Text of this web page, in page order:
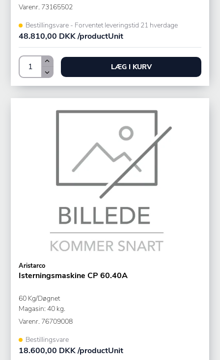
Varenr. 73165502
Bestillingsvare - Forventet leveringstid 21 hverdage
48.810,00 DKK /productUnit
LÆG I KURV
Aristarco
Isterningsmaskine CP 60.40A
60 Kg/Døgnet
Magasin: 40 kg.
Varenr. 76709008
Bestillingsvare
18.600,00 DKK /productUnit